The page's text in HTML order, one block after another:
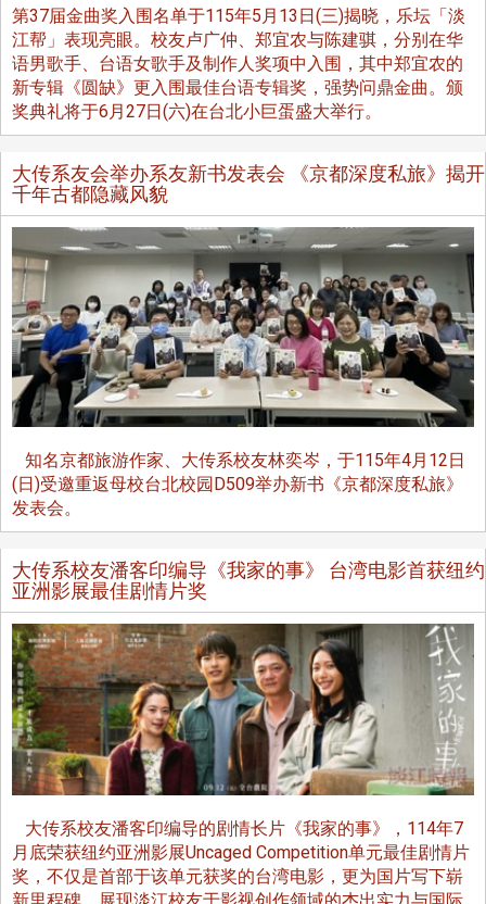
第37届金曲奖入围名单于115年5月13日(三)揭晓，乐坛「淡
江帮」表现亮眼。校友卢广仲、郑宜农与陈建骐，分别在华
语男歌手、台语女歌手及制作人奖项中入围，其中郑宜农的
新专辑《圆缺》更入围最佳台语专辑奖，强势问鼎金曲。颁
奖典礼将于6月27日(六)在台北小巨蛋盛大举行。
大传系友会举办系友新书发表会 《京都深度私旅》揭开
千年古都隐藏风貌
知名京都旅游作家、大传系校友林奕岑，于115年4月12日
(日)受邀重返母校台北校园D509举办新书《京都深度私旅》
发表会。
大传系校友潘客印编导《我家的事》 台湾电影首获纽约
亚洲影展最佳剧情片奖
大传系校友潘客印编导的剧情长片《我家的事》，114年7
月底荣获纽约亚洲影展Uncaged Competition单元最佳剧情片
奖，不仅是首部于该单元获奖的台湾电影，更为国片写下崭